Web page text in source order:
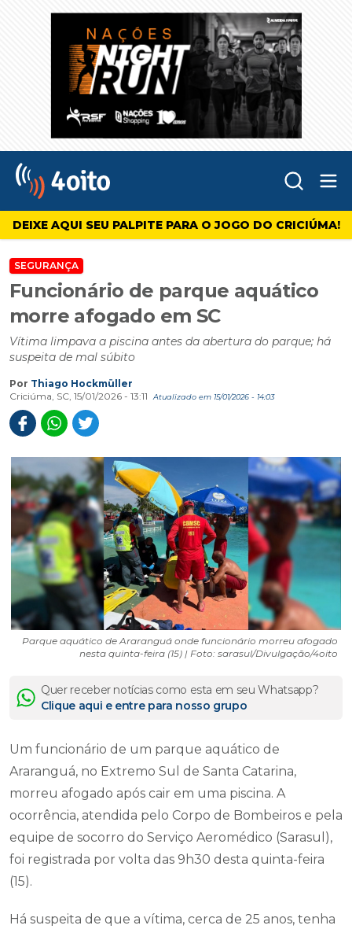
4oito
DEIXE AQUI SEU PALPITE PARA O JOGO DO CRICIÚMA!
SEGURANÇA
Funcionário de parque aquático
morre afogado em SC
Vítima limpava a piscina antes da abertura do parque; há
suspeita de mal súbito
Por Thiago Hockmüller
Criciúma, SC, 15/01/2026 - 13:11
Atualizado em 15/01/2026 - 14:03
Parque aquático de Araranguá onde funcionário morreu afogado
nesta quinta-feira (15) | Foto: sarasul/Divulgação/4oito
Quer receber notícias como esta em seu Whatsapp?
Clique aqui e entre para nosso grupo
Um funcionário de um parque aquático de
Araranguá, no Extremo Sul de Santa Catarina,
morreu afogado após cair em uma piscina. A
ocorrência, atendida pelo Corpo de Bombeiros e pela
equipe de socorro do Serviço Aeromédico (Sarasul),
foi registrada por volta das 9h30 desta quinta-feira
(15).
Há suspeita de que a vítima, cerca de 25 anos, tenha